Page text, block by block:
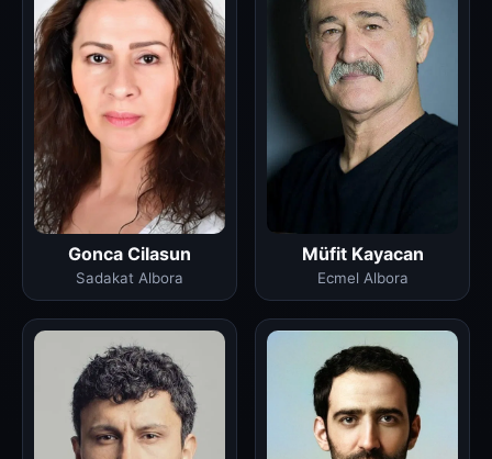
Gonca Cilasun
Sadakat Albora
Müfit Kayacan
Ecmel Albora